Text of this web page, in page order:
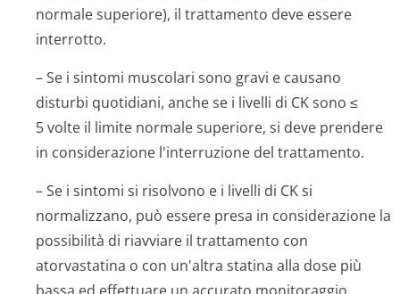
normale superiore), il trattamento deve essere
interrotto.
– Se i sintomi muscolari sono gravi e causano
disturbi quotidiani, anche se i livelli di CK sono ≤
5 volte il limite normale superiore, si deve prendere
in considerazione l'interruzione del trattamento.
– Se i sintomi si risolvono e i livelli di CK si
normalizzano, può essere presa in considerazione la
possibilità di riavviare il trattamento con
atorvastatina o con un'altra statina alla dose più